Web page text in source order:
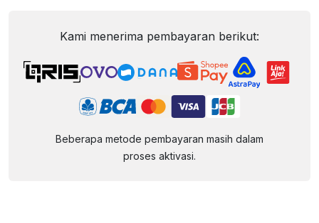
Kami menerima pembayaran berikut:
Beberapa metode pembayaran masih dalam
proses aktivasi.